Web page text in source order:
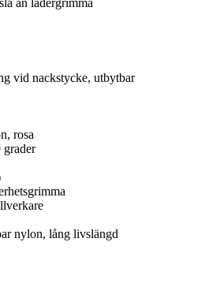
än lädergrimma
vid nackstycke, utbytbar
rosa
grader
nylon, lång livslängd